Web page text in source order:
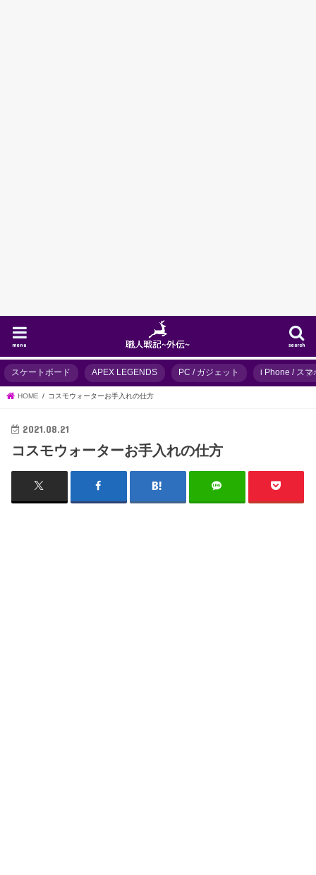
search
menu
スケートボード APEX LEGENDS PC / ガジェット i Phone / スマ
HOME コスモウォーターお手入れの仕方
2021.08.21
コスモウォーターお手入れの仕方